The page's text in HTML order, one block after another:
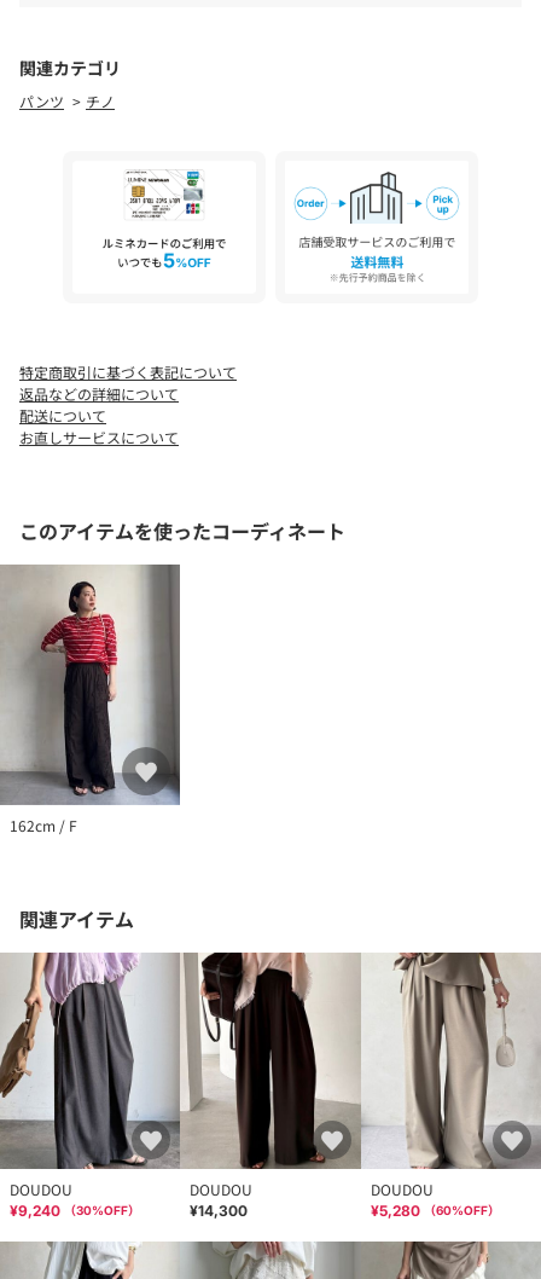
・夏でも涼しく穿ける
・裏地付きで安心
透け感：裏地がない部分あり
裏地：膝上くらいまであり
伸縮性：なし
光沢感：なし
【 ♡ をクリックでお得な情報をお知らせいたします 】
〈 商品のお気に入り登録 〉
お気に入りアイテムのお値下げ・再入荷・在庫ラスト1点など通知
DOUDOUの新商品や再入荷、セール、クーポン配布などお得な情
報を受けることができます。
--------------------------------------
※ 生産の都合上、お届け時期が前後する場合がございます。
※ 掲載画像の商品の色味は、 撮影場所や光の当たり具合などによ
り色味が異なって見える場合がございます。
また、お客様のお使いのPC・スマートフォン等のモニター環境
などにより色味が異なって見える場合がございます。予めご了承
の上ご注文ください。
※ 着用、お取り扱いの際は、商品についている品質表示とアテン
ションタグを必ずご確認下さい。
関連カテゴリ
パンツ チノ
特定商取引に基づく表記について
返品などの詳細について
配送について
お直しサービスについて
このアイテムを使ったコーディネート
162cm / F
関連アイテム
DOUDOU
¥9,240 （30%OFF）
DOUDOU
¥14,300
DOUDOU
¥5,280 （60%OFF）